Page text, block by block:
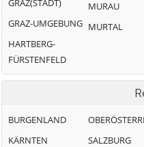
GRAZ(STADT)
GRAZ-UMGEBUNG
HARTBERG-
FÜRSTENFELD
MURAU
MURTAL
BURGENLAND
KÄRNTEN
SALZBURG